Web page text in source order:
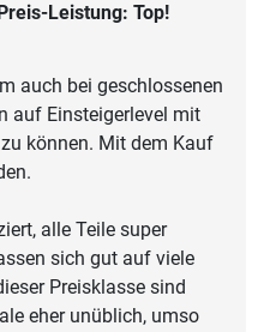
Leistung: Top!
auch bei geschlossenen
auf Einsteigerlevel mit
können. Mit dem Kauf
alle Teile super
sich gut auf viele
Preisklasse sind
eher unüblich, umso